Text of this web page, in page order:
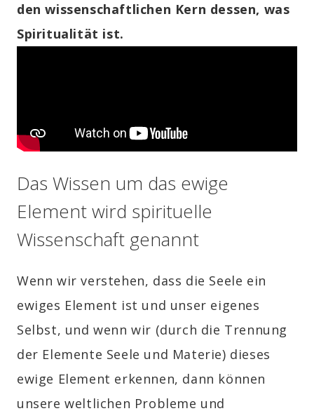
den wissenschaftlichen Kern dessen, was
Spiritualität ist.
Das Wissen um das ewige
Element wird spirituelle
Wissenschaft genannt
Wenn wir verstehen, dass die Seele ein
ewiges Element ist und unser eigenes
Selbst, und wenn wir (durch die Trennung
der Elemente Seele und Materie) dieses
ewige Element erkennen, dann können
unsere weltlichen Probleme und